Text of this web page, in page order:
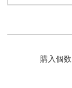
購入個数